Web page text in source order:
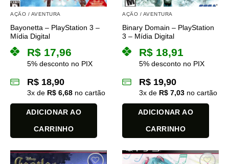
AÇÃO / AVENTURA
Bayonetta – PlayStation 3 –
Mídia Digital
R$ 17,96
5% desconto no PIX
R$ 18,90
3x de R$ 6,68 no cartão
ADICIONAR AO
CARRINHO
AÇÃO / AVENTURA
Binary Domain – PlayStation
3 – Mídia Digital
R$ 18,91
5% desconto no PIX
R$ 19,90
3x de R$ 7,03 no cartão
ADICIONAR AO
CARRINHO